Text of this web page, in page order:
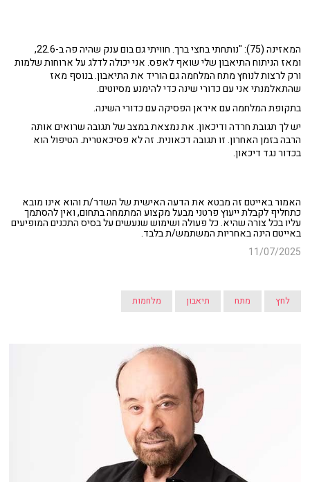
המאזינה (75): "נותחתי בחצי ברך. חוויתי גם בום ענק שהיה פה ב-22.6,
ומאז הניתוח התיאבון שלי שואף לאפס. אני יכולה לדלג על ארוחות שלמות
ורק לרצות לנוחץ מתח המלחמה גם הוריד את התיאבון. בנוסף מאז
שהתאלמנתי אני עם כדורי שינה כדי להימנע מסיוטים.
בתקופת המלחמה עם איראן הפסיקה עם כדורי השינה.
יש לך תגובת חרדה ודיכאון. את נמצאת במצב של תגובה שרואים אותה
הרבה בזמן האחרון. זו תגובה דכאונית. זה לא פסיכאטרית. הטיפול הוא
בכדור נגד דיכאון.
האמור באייטם זה מבטא את הדעה האישית של השדר/ת והוא אינו מובא
כתחליף לקבלת ייעוץ פרטני מבעל מקצוע המתמחה בתחום, ואין להסתמך
עליו בכל צורה שהיא. כל פעולה ושימוש שנעשים על בסיס התכנים המופיעים
באייטם הינה באחריות המשתמש/ת בלבד.
11/07/2025
לחץ מתח תיאבון מלחמות